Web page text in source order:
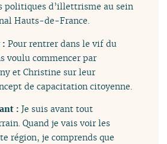
politiques d’illettrisme au sein
Hauts-de-France.
:Pour rentrer dans le vif du
voulu commencer par
et Christine sur leur
de capacitation citoyenne.
:Je suis avant tout
Quand je vais voir les
région, je comprends que